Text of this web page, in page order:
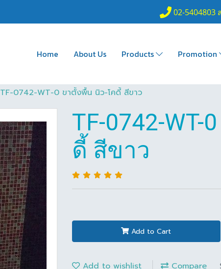
02-5404803
Home About Us Products Promotion
TF-0742-WT-0 ขาตั้งพื้น นิว-โคดี้ สีขาว
TF-0742-
ดี้ สีขาว
Add to Cart
Add to wishlist Compare